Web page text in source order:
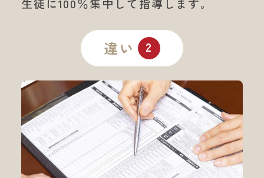
生徒に100％集中して指導します。
違い 2